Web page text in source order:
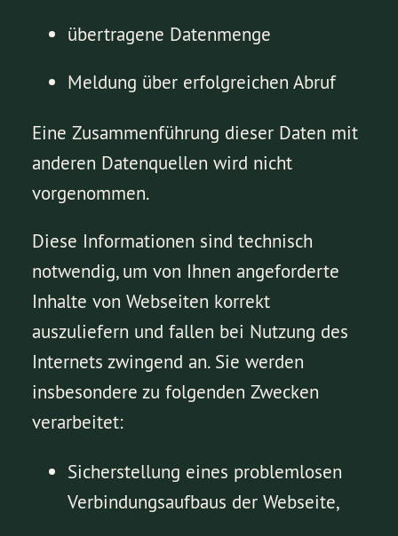
übertragene Datenmenge
Meldung über erfolgreichen Abruf
Eine Zusammenführung dieser Daten mit
anderen Datenquellen wird nicht
vorgenommen.
Diese Informationen sind technisch
notwendig, um von Ihnen angeforderte
Inhalte von Webseiten korrekt
auszuliefern und fallen bei Nutzung des
Internets zwingend an. Sie werden
insbesondere zu folgenden Zwecken
verarbeitet:
Sicherstellung eines problemlosen
Verbindungsaufbaus der Webseite,